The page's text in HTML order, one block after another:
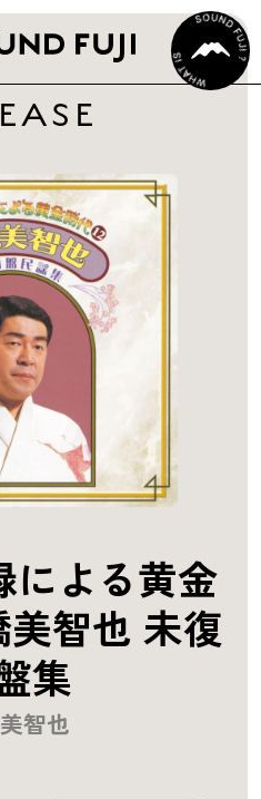
による黄金
智也 未復
集
智也